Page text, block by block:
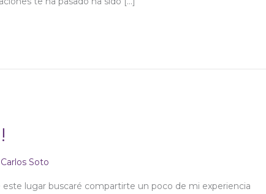
Carlos Soto
lugar buscaré compartirte un poco de mi experiencia